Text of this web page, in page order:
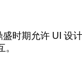
时期允许 UI 设